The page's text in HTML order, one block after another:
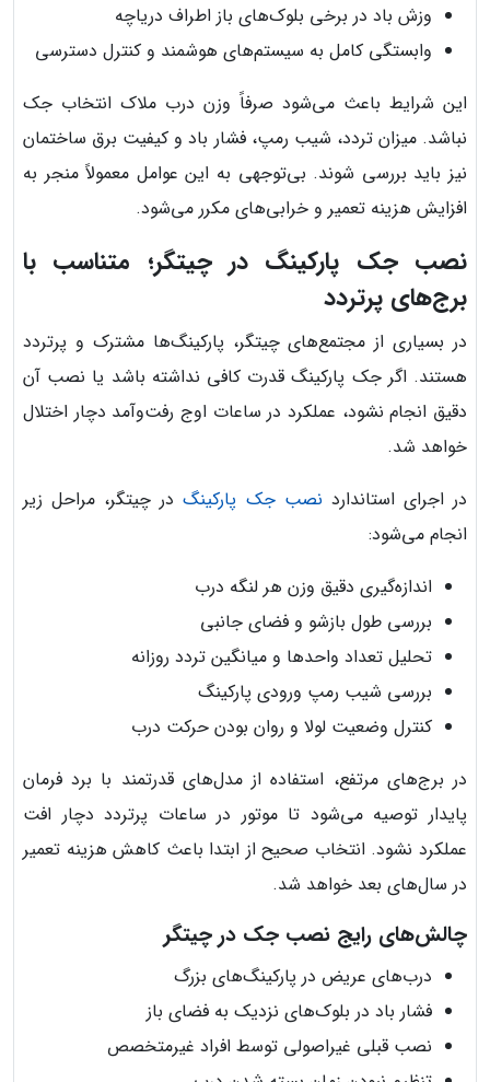
وزش باد در برخی بلوک‌های باز اطراف دریاچه
وابستگی کامل به سیستم‌های هوشمند و کنترل دسترسی
این شرایط باعث می‌شود صرفاً وزن درب ملاک انتخاب جک
نباشد. میزان تردد، شیب رمپ، فشار باد و کیفیت برق ساختمان
نیز باید بررسی شوند. بی‌توجهی به این عوامل معمولاً منجر به
افزایش هزینه تعمیر و خرابی‌های مکرر می‌شود.
نصب جک پارکینگ در چیتگر؛ متناسب با
برج‌های پرتردد
در بسیاری از مجتمع‌های چیتگر، پارکینگ‌ها مشترک و پرتردد
هستند. اگر جک پارکینگ قدرت کافی نداشته باشد یا نصب آن
دقیق انجام نشود، عملکرد در ساعات اوج رفت‌وآمد دچار اختلال
خواهد شد.
در اجرای استاندارد نصب جک پارکینگدر چیتگر، مراحل زیر
انجام می‌شود:
اندازه‌گیری دقیق وزن هر لنگه درب
بررسی طول بازشو و فضای جانبی
تحلیل تعداد واحدها و میانگین تردد روزانه
بررسی شیب رمپ ورودی پارکینگ
کنترل وضعیت لولا و روان بودن حرکت درب
در برج‌های مرتفع، استفاده از مدل‌های قدرتمند با برد فرمان
پایدار توصیه می‌شود تا موتور در ساعات پرتردد دچار افت
عملکرد نشود. انتخاب صحیح از ابتدا باعث کاهش هزینه تعمیر
در سال‌های بعد خواهد شد.
چالش‌های رایج نصب جک در چیتگر
درب‌های عریض در پارکینگ‌های بزرگ
فشار باد در بلوک‌های نزدیک به فضای باز
نصب قبلی غیراصولی توسط افراد غیرمتخصص